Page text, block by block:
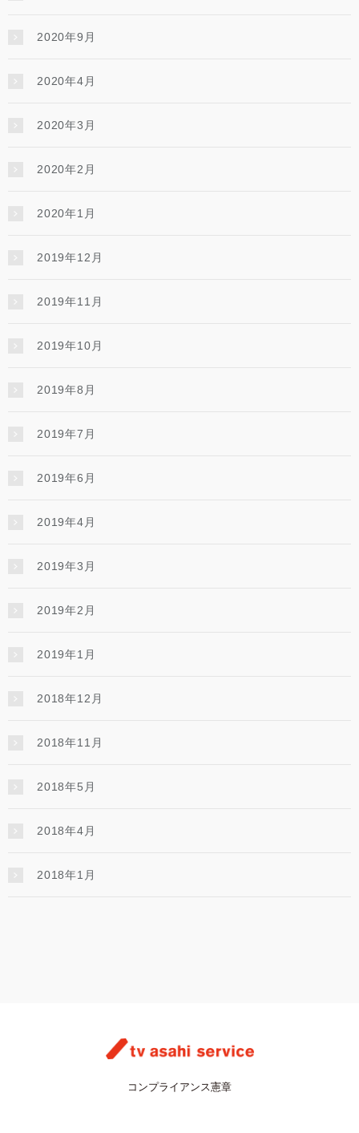
2020年9月
2020年4月
2020年3月
2020年2月
2020年1月
2019年12月
2019年11月
2019年10月
2019年8月
2019年7月
2019年6月
2019年4月
2019年3月
2019年2月
2019年1月
2018年12月
2018年11月
2018年5月
2018年4月
2018年1月
コンプライアンス憲章